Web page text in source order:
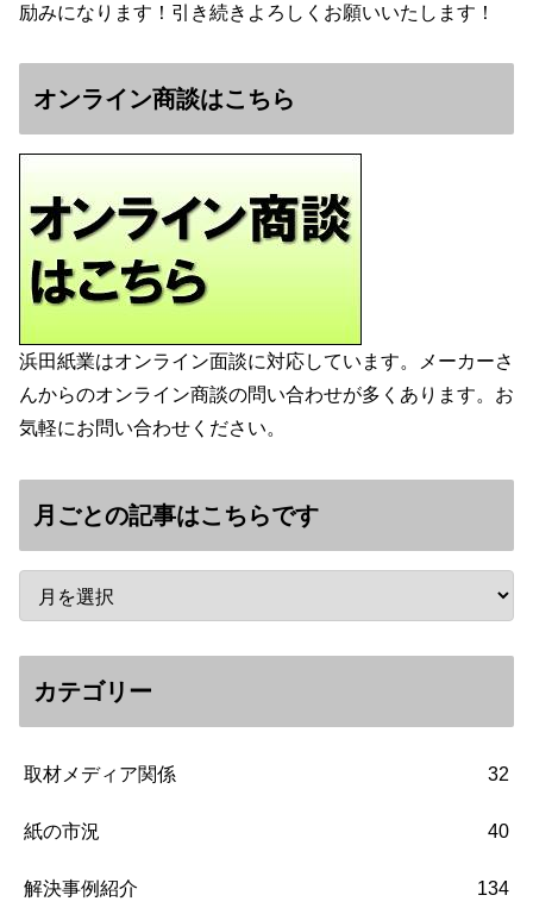
励みになります！引き続きよろしくお願いいたします！
オンライン商談はこちら
浜田紙業はオンライン面談に対応しています。メーカーさ
んからのオンライン商談の問い合わせが多くあります。お
気軽にお問い合わせください。
月ごとの記事はこちらです
カテゴリー
取材メディア関係 32
紙の市況 40
解決事例紹介 134